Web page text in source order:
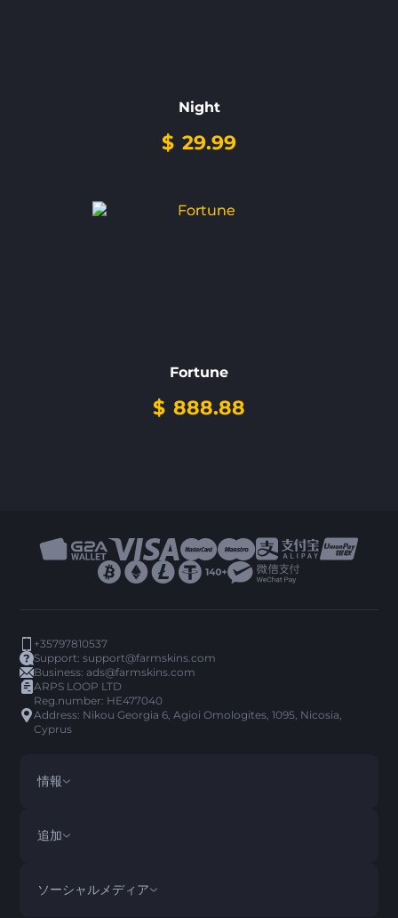
Night
$ 29.99
Fortune
$ 888.88
+35797810537
Support:support@farmskins.com
Business:ads@farmskins.com
ARPS LOOP LTD
Reg.number: HE477040
Address: Nikou Georgia 6, Agioi Omologites, 1095, Nicosia,
Cyprus
情報
利用規約
払い戻し規約
追加
FAQ
PICK’EM 履歴
ソーシャルメディア